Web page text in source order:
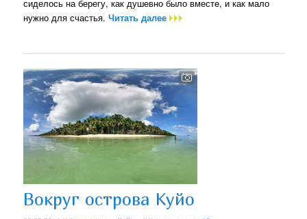
сиделось на берегу, как душевно было вместе, и как мало
нужно для счастья.Читать далее
Вокруг острова Куйо